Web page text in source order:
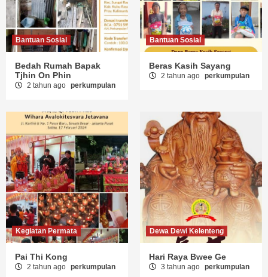
Bantuan Sosial
Bedah Rumah Bapak
Tjhin On Phin
2 tahun ago perkumpulan
Bantuan Sosial
Beras Kasih Sayang
2 tahun ago perkumpulan
Kegiatan Permata
Pai Thi Kong
2 tahun ago perkumpulan
Dewa Dewi Kelenteng
Hari Raya Bwee Ge
3 tahun ago perkumpulan